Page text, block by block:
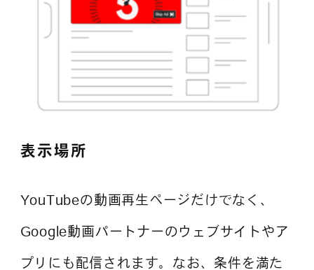
表示場所
YouTubeの動画再生ページだけでなく、
Google動画パートナーのウェブサイトやア
プリにも配信されます。なお、条件を満た